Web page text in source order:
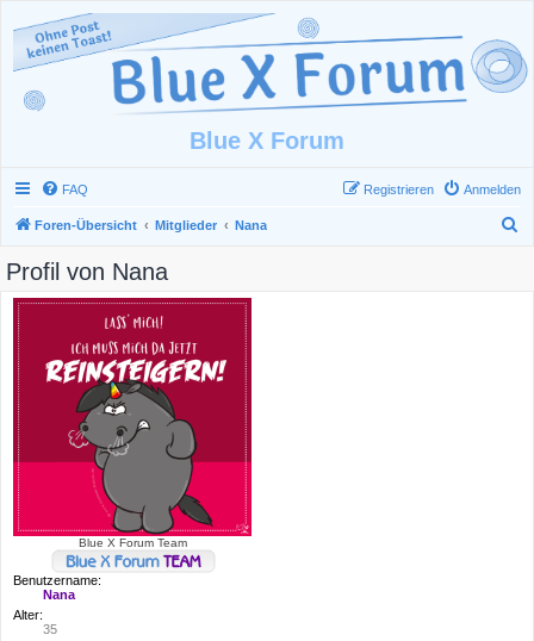
Blue X Forum
FAQ Anmelden
Registrieren
Foren-Übersicht Mitglieder Nana
Profil von Nana
Blue X Forum Team
Benutzername:
Nana
Alter:
35